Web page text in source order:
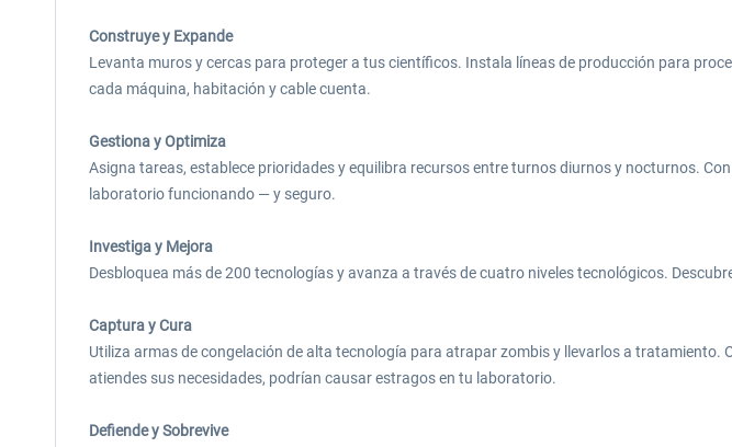
Construye y Expande
Levanta muros y cercas para proteger a tus científicos. Instala líneas de producción para
cada máquina, habitación y cable cuenta.
Gestiona y Optimiza
Asigna tareas, establece prioridades y equilibra recursos entre turnos diurnos y nocturnos.
laboratorio funcionando — y seguro.
Investiga y Mejora
Desbloquea más de 200 tecnologías y avanza a través de cuatro niveles tecnológicos.
Captura y Cura
Utiliza armas de congelación de alta tecnología para atrapar zombis y llevarlos a
atiendes sus necesidades, podrían causar estragos en tu laboratorio.
Defiende y Sobrevive